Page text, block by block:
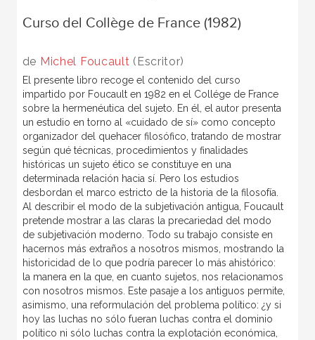
Curso del Collège de France (1982)
de Michel Foucault (Escritor)
El presente libro recoge el contenido del curso
impartido por Foucault en 1982 en el Collége de France
sobre la hermenéutica del sujeto. En él, el autor presenta
un estudio en torno al «cuidado de sí» como concepto
organizador del quehacer filosófico, tratando de mostrar
según qué técnicas, procedimientos y finalidades
históricas un sujeto ético se constituye en una
determinada relación hacia sí. Pero los estudios
desbordan el marco estricto de la historia de la filosofía.
Al describir el modo de la subjetivación antigua, Foucault
pretende mostrar a las claras la precariedad del modo
de subjetivación moderno. Todo su trabajo consiste en
hacernos más extraños a nosotros mismos, mostrando la
historicidad de lo que podría parecer lo más ahistórico:
la manera en la que, en cuanto sujetos, nos relacionamos
con nosotros mismos. Este pasaje a los antiguos permite,
asimismo, una reformulación del problema político: ¿y si
hoy las luchas no sólo fueran luchas contra el dominio
político ni sólo luchas contra la explotación económica,